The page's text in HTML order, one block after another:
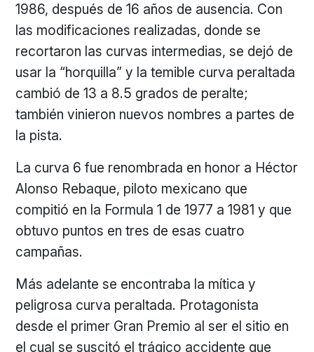
1986, después de 16 años de ausencia. Con
las modificaciones realizadas, donde se
recortaron las curvas intermedias, se dejó de
usar la “horquilla” y la temible curva peraltada
cambió de 13 a 8.5 grados de peralte;
también vinieron nuevos nombres a partes de
la pista.
La curva 6 fue renombrada en honor a Héctor
Alonso Rebaque, piloto mexicano que
compitió en la Formula 1 de 1977 a 1981 y que
obtuvo puntos en tres de esas cuatro
campañas.
Más adelante se encontraba la mítica y
peligrosa curva peraltada. Protagonista
desde el primer Gran Premio al ser el sitio en
el cual se suscitó el trágico accidente que